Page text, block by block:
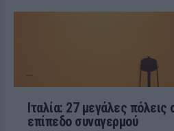
Ιταλία: 27 μεγάλες
επίπεδο συναγερμού